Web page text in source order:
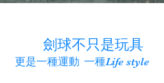
劍球不只是玩具
更是一種運動 一種Life style